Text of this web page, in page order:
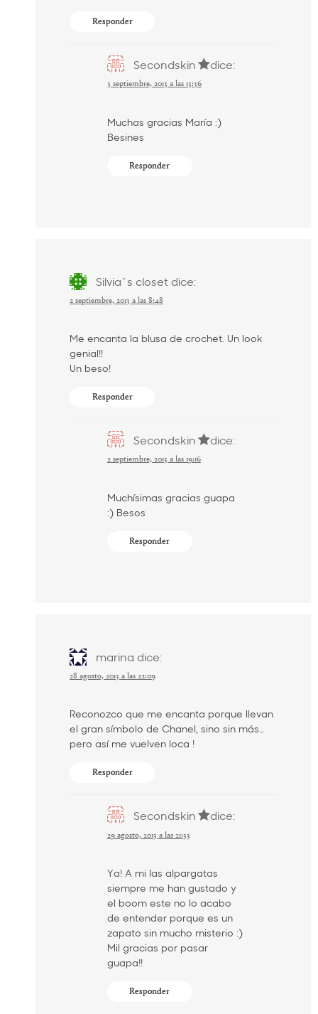
Responder
Secondskin dice:
3 septiembre, 2013 a las 13:36
Muchas gracias María :)
Besines
Responder
Silvia´s closet dice:
2 septiembre, 2013 a las 8:48
Me encanta la blusa de crochet. Un look
genial!!
Un beso!
Responder
Secondskin dice:
2 septiembre, 2013 a las 19:16
Muchísimas gracias guapa
:) Besos
Responder
marina dice:
28 agosto, 2013 a las 22:09
Reconozco que me encanta porque llevan
el gran símbolo de Chanel, sino sin más…
pero así me vuelven loca !
Responder
Secondskin dice:
29 agosto, 2013 a las 21:33
Ya! A mi las alpargatas
siempre me han gustado y
el boom este no lo acabo
de entender porque es un
zapato sin mucho misterio :)
Mil gracias por pasar
guapa!!
Responder